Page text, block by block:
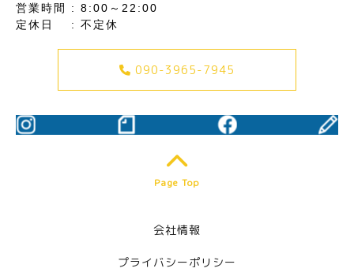
営業時間 : 8:00～22:00
定休日 : 不定休
090-3965-7945
Page Top
会社情報
プライバシーポリシー